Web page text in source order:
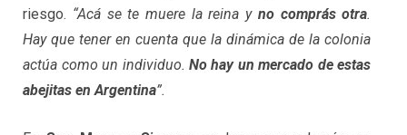
riesgo. “Acá se te muere la reina y no comprás otra.
Hay que tener en cuenta que la dinámica de la colonia
actúa como un individuo. No hay un mercado de estas
abejitas en Argentina”.